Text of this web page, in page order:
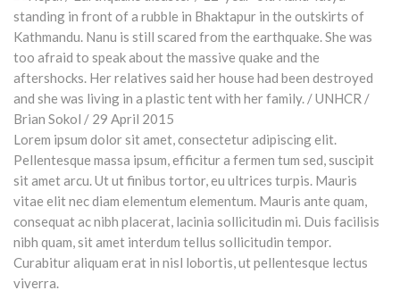
Lorem ipsum dolor sit amet, consectetur adipiscing elit.
Pellentesque massa ipsum, efficitur a fermen tum sed, suscipit
sit amet arcu. Ut ut finibus tortor, eu ultrices turpis. Mauris
vitae elit nec diam elementum elementum. Mauris ante quam,
consequat ac nibh placerat, lacinia sollicitudin mi. Duis facilisis
nibh quam, sit amet interdum tellus sollicitudin tempor.
Curabitur aliquam erat in nisl lobortis, ut pellentesque lectus
viverra.